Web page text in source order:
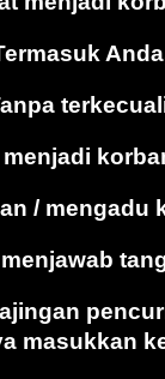
/ mengadu
masukkan